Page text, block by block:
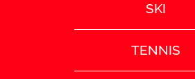
SKI
TENNIS